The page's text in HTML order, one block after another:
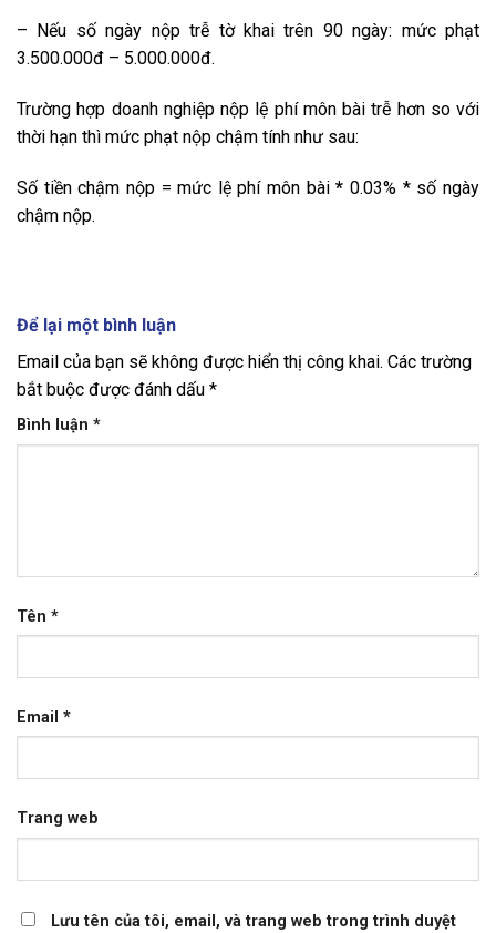
– Nếu số ngày nộp trễ tờ khai trên 90 ngày: mức phạt
3.500.000đ – 5.000.000đ.
Trường hợp doanh nghiệp nộp lệ phí môn bài trễ hơn so với
thời hạn thì mức phạt nộp chậm tính như sau:
Số tiền chậm nộp = mức lệ phí môn bài* 0.03% * số ngày
chậm nộp.
Để lại một bình luận
Email của bạn sẽ không được hiển thị công khai. Các trường
bắt buộc được đánh dấu *
Bình luận *
Tên *
Email *
Trang web
Lưu tên của tôi, email, và trang web trong trình duyệt